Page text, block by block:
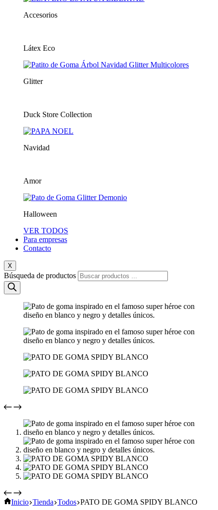
Accesorios
Látex Eco
Glitter
Duck Store Collection
Navidad
Amor
Halloween
VER TODOS
Para empresas
Contacto
X
Búsqueda de productos
Inicio Tienda Todos PATO DE GOMA SPIDY BLANCO